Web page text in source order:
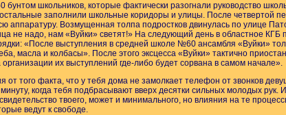
школьников, которые фактически разогнали руководство
заполнили школьные коридоры и улицы. После четвертой
Возмущенная толпа подростков двинулась по улице
не надо, нам «Вуйки» светят!» На следующий день в областное КГБ
«После выступления в средней школе №60 ансамбля «Вуйки»
масла и колбасы». После этого эксцесса «Вуйки» тактично
их выступлений где-либо будет сорвана в самом начале».
того факта, что у тебя дома не замолкает телефон от звонков
когда тебя подбрасывают вверх десятки сильных молодых рук.
твоего, может и минимального, но влияния на те
ведут к свободе.